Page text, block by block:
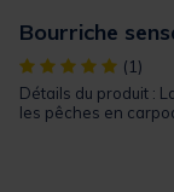
Bourriche
[object Object] out
(1)
Détails du produit :
les pêches en